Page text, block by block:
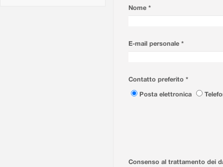
Nome *
E-mail personale *
Contatto preferito *
Posta elettronica
Consenso al trattamento dei